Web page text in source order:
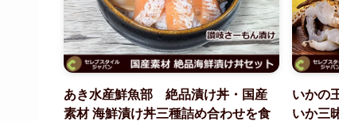
あき水産鮮魚部 絶品漬け丼・国産
素材 海鮮漬け丼三種詰め合わせを食
いかの
いか三